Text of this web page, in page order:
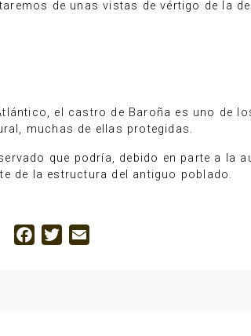
de unas vistas de vértigo de la
el castro de Baroña es uno de
muchas de ellas protegidas.
que podría, debido en parte a la
de la estructura del antiguo poblado.
Facebook
Twitter